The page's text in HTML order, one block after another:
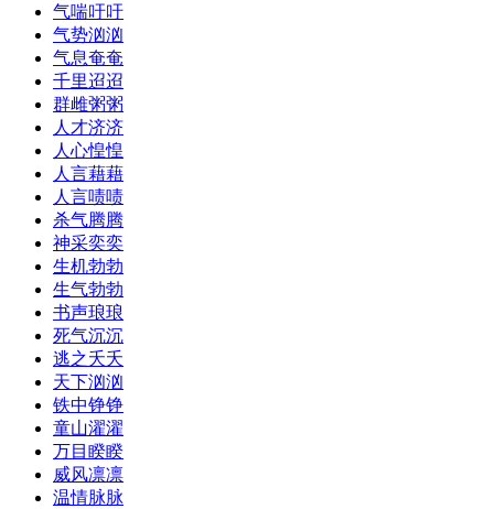
气喘吁吁
气势汹汹
气息奄奄
千里迢迢
群雌粥粥
人才济济
人心惶惶
人言藉藉
人言啧啧
杀气腾腾
神采奕奕
生机勃勃
生气勃勃
书声琅琅
死气沉沉
逃之夭夭
天下汹汹
铁中铮铮
童山濯濯
万目睽睽
威风凛凛
温情脉脉